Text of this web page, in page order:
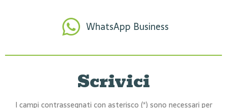
WhatsApp Business
Scrivici
I campi contrassegnati con asterisco (*) sono necessari per